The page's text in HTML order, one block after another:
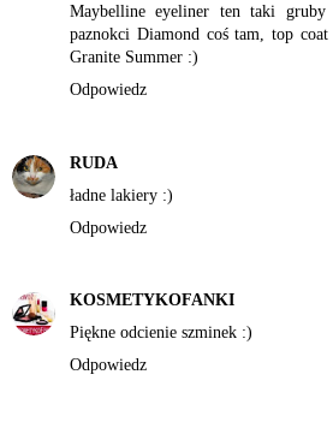
Maybelline eyeliner ten taki
paznokci Diamond coś tam, top
Granite Summer :)
Odpowiedz
RUDA
ładne lakiery :)
Odpowiedz
KOSMETYKOFANKI
Piękne odcienie szminek :)
Odpowiedz